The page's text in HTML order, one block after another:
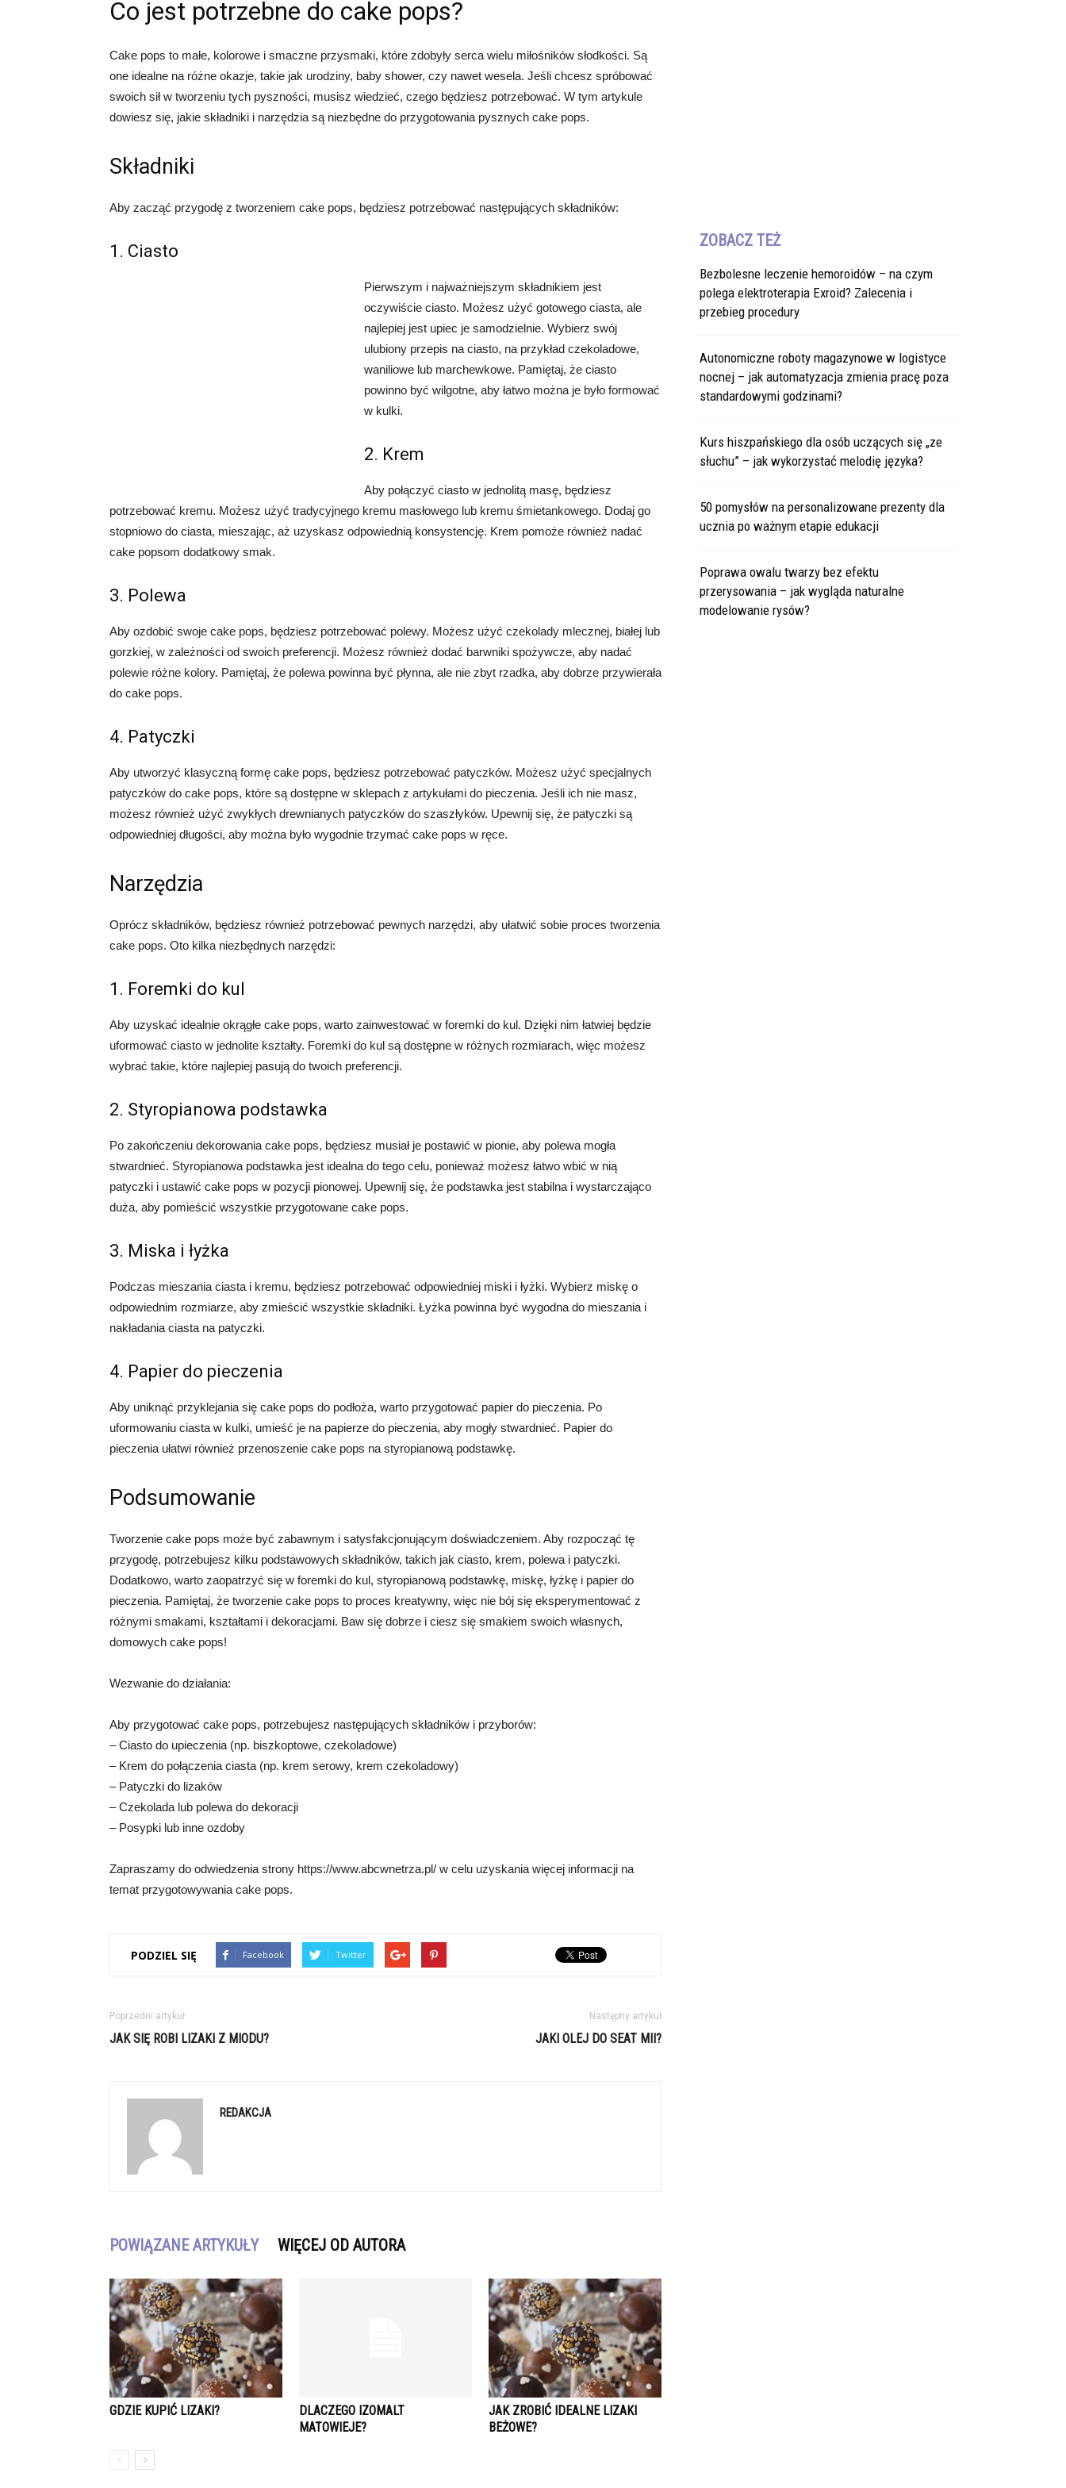
Co jest potrzebne do cake pops?
Cake pops to małe, kolorowe i smaczne przysmaki, które zdobyły serca wielu miłośników słodkości. Są
one idealne na różne okazje, takie jak urodziny, baby shower, czy nawet wesela. Jeśli chcesz spróbować
swoich sił w tworzeniu tych pyszności, musisz wiedzieć, czego będziesz potrzebować. W tym artykule
dowiesz się, jakie składniki i narzędzia są niezbędne do przygotowania pysznych cake pops.
Składniki
Aby zacząć przygodę z tworzeniem cake pops, będziesz potrzebować następujących składników:
1. Ciasto
Pierwszym i najważniejszym składnikiem jest
oczywiście ciasto. Możesz użyć gotowego ciasta, ale
najlepiej jest upiec je samodzielnie. Wybierz swój
ulubiony przepis na ciasto, na przykład czekoladowe,
waniliowe lub marchewkowe. Pamiętaj, że ciasto
powinno być wilgotne, aby łatwo można je było formować
w kulki.
2. Krem
Aby połączyć ciasto w jednolitą masę, będziesz
potrzebować kremu. Możesz użyć tradycyjnego kremu masłowego lub kremu śmietankowego. Dodaj go
stopniowo do ciasta, mieszając, aż uzyskasz odpowiednią konsystencję. Krem pomoże również nadać
cake popsom dodatkowy smak.
3. Polewa
Aby ozdobić swoje cake pops, będziesz potrzebować polewy. Możesz użyć czekolady mlecznej, białej lub
gorzkiej, w zależności od swoich preferencji. Możesz również dodać barwniki spożywcze, aby nadać
polewie różne kolory. Pamiętaj, że polewa powinna być płynna, ale nie zbyt rzadka, aby dobrze przywierała
do cake pops.
4. Patyczki
Aby utworzyć klasyczną formę cake pops, będziesz potrzebować patyczków. Możesz użyć specjalnych
patyczków do cake pops, które są dostępne w sklepach z artykułami do pieczenia. Jeśli ich nie masz,
możesz również użyć zwykłych drewnianych patyczków do szaszłyków. Upewnij się, że patyczki są
odpowiedniej długości, aby można było wygodnie trzymać cake pops w ręce.
Narzędzia
Oprócz składników, będziesz również potrzebować pewnych narzędzi, aby ułatwić sobie proces tworzenia
cake pops. Oto kilka niezbędnych narzędzi:
1. Foremki do kul
Aby uzyskać idealnie okrągłe cake pops, warto zainwestować w foremki do kul. Dzięki nim łatwiej będzie
uformować ciasto w jednolite kształty. Foremki do kul są dostępne w różnych rozmiarach, więc możesz
wybrać takie, które najlepiej pasują do twoich preferencji.
2. Styropianowa podstawka
Po zakończeniu dekorowania cake pops, będziesz musiał je postawić w pionie, aby polewa mogła
stwardnieć. Styropianowa podstawka jest idealna do tego celu, ponieważ możesz łatwo wbić w nią
patyczki i ustawić cake pops w pozycji pionowej. Upewnij się, że podstawka jest stabilna i wystarczająco
duża, aby pomieścić wszystkie przygotowane cake pops.
3. Miska i łyżka
Podczas mieszania ciasta i kremu, będziesz potrzebować odpowiedniej miski i łyżki. Wybierz miskę o
odpowiednim rozmiarze, aby zmieścić wszystkie składniki. Łyżka powinna być wygodna do mieszania i
nakładania ciasta na patyczki.
4. Papier do pieczenia
Aby uniknąć przyklejania się cake pops do podłoża, warto przygotować papier do pieczenia. Po
uformowaniu ciasta w kulki, umieść je na papierze do pieczenia, aby mogły stwardnieć. Papier do
pieczenia ułatwi również przenoszenie cake pops na styropianową podstawkę.
Podsumowanie
Tworzenie cake pops może być zabawnym i satysfakcjonującym doświadczeniem. Aby rozpocząć tę
przygodę, potrzebujesz kilku podstawowych składników, takich jak ciasto, krem, polewa i patyczki.
Dodatkowo, warto zaopatrzyć się w foremki do kul, styropianową podstawkę, miskę, łyżkę i papier do
pieczenia. Pamiętaj, że tworzenie cake pops to proces kreatywny, więc nie bój się eksperymentować z
różnymi smakami, kształtami i dekoracjami. Baw się dobrze i ciesz się smakiem swoich własnych,
domowych cake pops!
Wezwanie do działania:
Aby przygotować cake pops, potrzebujesz następujących składników i przyborów:
– Ciasto do upieczenia (np. biszkoptowe, czekoladowe)
– Krem do połączenia ciasta (np. krem serowy, krem czekoladowy)
– Patyczki do lizaków
– Czekolada lub polewa do dekoracji
– Posypki lub inne ozdoby
Zapraszamy do odwiedzenia strony https://www.abcwnetrza.pl/ w celu uzyskania więcej informacji na
temat przygotowywania cake pops.
PODZIEL SIĘ Facebook Twitter
Poprzedni artykuł
JAK SIĘ ROBI LIZAKI Z MIODU?
Następny artykuł
JAKI OLEJ DO SEAT MII?
REDAKCJA
POWIĄZANE ARTYKUŁY WIĘCEJ OD AUTORA
GDZIE KUPIĆ LIZAKI?
DLACZEGO IZOMALT
MATOWIEJE?
JAK ZROBIĆ IDEALNE LIZAKI
BEŻOWE?
ZOBACZ TEŻ
Bezbolesne leczenie hemoroidów – na czym
polega elektroterapia Exroid? Zalecenia i
przebieg procedury
Autonomiczne roboty magazynowe w logistyce
nocnej – jak automatyzacja zmienia pracę poza
standardowymi godzinami?
Kurs hiszpańskiego dla osób uczących się „ze
słuchu” – jak wykorzystać melodię języka?
50 pomysłów na personalizowane prezenty dla
ucznia po ważnym etapie edukacji
Poprawa owalu twarzy bez efektu
przerysowania – jak wygląda naturalne
modelowanie rysów?